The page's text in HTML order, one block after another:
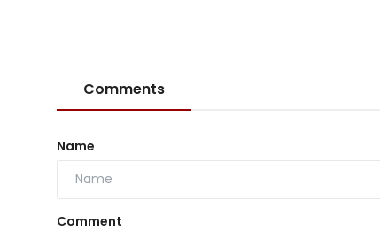
Comments
Name
Comment